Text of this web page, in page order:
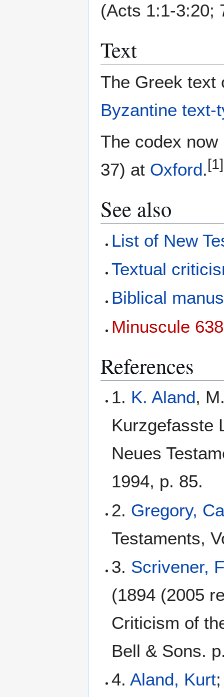
(Acts 1:1-3:20;
Text
The Greek text
Byzantine text-
The codex
37) at Oxford. [1]
See also
List of New
Textual
Biblical
Minuscule 638
References
1. K. Aland,
Kurzgefasste
Neues
1994, p. 85.
2. Gregory,
Testaments,
3. Scrivener,
(1894 (2005
Criticism of
Bell & Sons.
4.Aland, Kurt